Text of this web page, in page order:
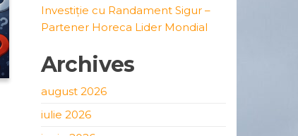
Investiție cu Randament Sigur –
Partener Horeca Lider Mondial
Archives
august 2026
iulie 2026